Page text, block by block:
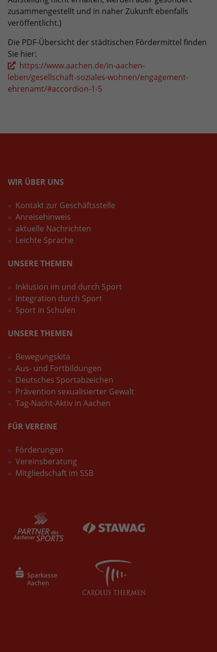
zusammengestellt und in naher Zukunft ebenfalls
veröffentlicht.)
Die PDF-Übersicht der städtischen Fördermittel finden
Sie hier:
https://www.aachen.de/in-aachen-
leben/gesellschaft-soziales-wohnen/engagement-
ehrenamt/#accordion-1-5
WIR ÜBER UNS
Kontakt zur Geschäftsstelle
Anreisehinweis
aktuelle Nachrichten
Leichte Sprache
UNSERE THEMEN
Inklusion im und durch Sport
Integration durch Sport
Sport in Schulen
UNSERE THEMEN
Bewegungskita
Aus- und Fortbildungen
Deutsches Sportabzeichen
Prävention sexualisierter Gewalt
Tag-Nacht-Aktiv in Aachen
FÜR VEREINE
Förderungen
Vereinsberatung
Mitgliedschaft im SSB
eines Analyseberichts darüber, wie es
der Website geht. Die erhobenen Daten
Seiten in anonymisierter Form.
Name _ga_Y1T4R1D028